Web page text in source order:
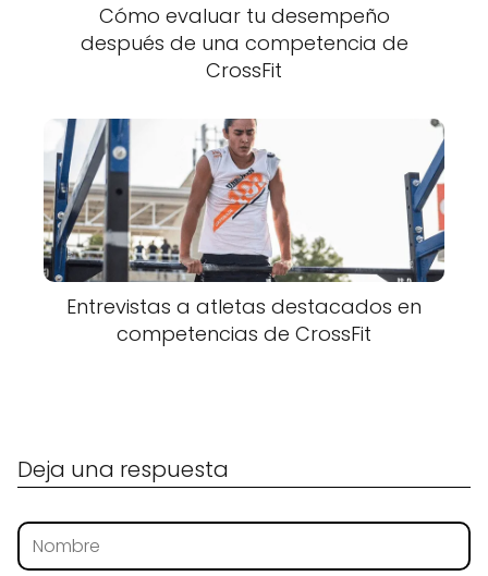
Cómo evaluar tu desempeño
después de una competencia de
CrossFit
Entrevistas a atletas destacados en
competencias de CrossFit
Deja una respuesta